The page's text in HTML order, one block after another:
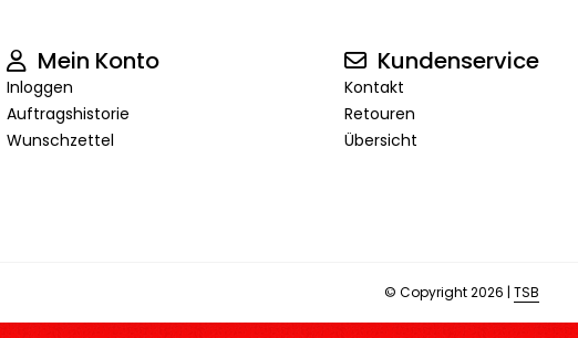
Mein Konto
Inloggen
Auftragshistorie
Wunschzettel
Kundenservice
Kontakt
Retouren
Übersicht
© Copyright 2026 | TSB